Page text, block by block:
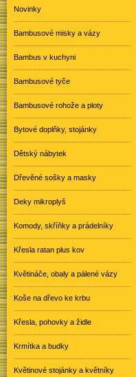
Novinky
Bambusové misky a vázy
Bambus v kuchyni
Bambusové tyče
Bambusové rohože a ploty
Bytové doplňky, stojánky
Dětský nábytek
Dřevěné sošky a masky
Deky mikroplyš
Komody, skříňky a prádelníky
Křesla ratan plus kov
Květináče, obaly a pálené vázy
Koše na dřevo ke krbu
Křesla, pohovky a židle
Krmítka a budky
Květinové stojánky a květníky